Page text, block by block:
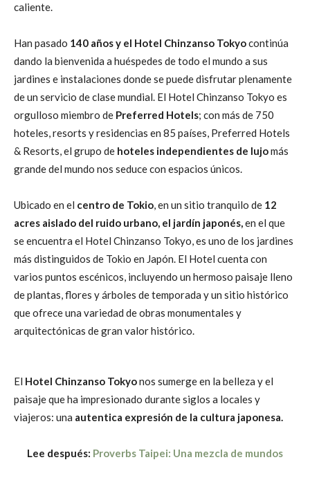
caliente.
Han pasado 140 años y el Hotel Chinzanso Tokyocontinúa
dando la bienvenida a huéspedes de todo el mundo a sus
jardines e instalaciones donde se puede disfrutar plenamente
de un servicio de clase mundial. El Hotel Chinzanso Tokyo es
orgulloso miembro de Preferred Hotels; con más de 750
hoteles, resorts y residencias en 85 países, Preferred Hotels
& Resorts, el grupo de hoteles independientes de lujomás
grande del mundo nos seduce con espacios únicos.
Ubicado en el centro de Tokio, en un sitio tranquilo de 12
acres aislado del ruido urbano, el jardín japonés,en el que
se encuentra el Hotel Chinzanso Tokyo, es uno de los jardines
más distinguidos de Tokio en Japón. El Hotel cuenta con
varios puntos escénicos, incluyendo un hermoso paisaje lleno
de plantas, flores y árboles de temporada y un sitio histórico
que ofrece una variedad de obras monumentales y
arquitectónicas de gran valor histórico.
El Hotel Chinzanso Tokyonos sumerge en la belleza y el
paisaje que ha impresionado durante siglos a locales y
viajeros: una autentica expresión de la cultura japonesa.
Lee después: Proverbs Taipei: Una mezcla de mundos